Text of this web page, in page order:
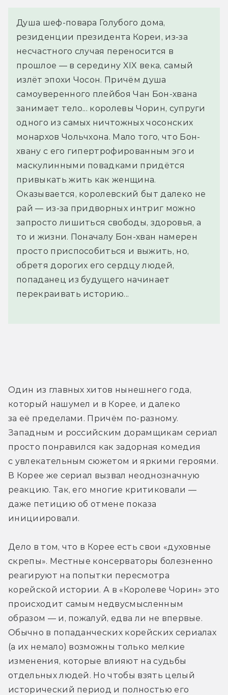
Душа шеф-повара Голубого дома,
резиденции президента Кореи, из-за
несчастного случая переносится в
прошлое — в середину XIX века, самый
излёт эпохи Чосон. Причём душа
самоуверенного плейбоя Чан Бон-хвана
занимает тело... королевы Чорин, супруги
одного из самых ничтожных чосонских
монархов Чольчхона. Мало того, что Бон-
хвану с его гипертрофированным эго и
маскулинными повадками придётся
привыкать жить как женщина.
Оказывается, королевский быт далеко не
рай — из-за придворных интриг можно
запросто лишиться свободы, здоровья, а
то и жизни. Поначалу Бон-хван намерен
просто приспособиться и выжить, но,
обретя дорогих его сердцу людей,
попаданец из будущего начинает
перекраивать историю...
Один из главных хитов нынешнего года,
который нашумел и в Корее, и далеко
за её пределами. Причём по-разному.
Западным и российским дорамщикам сериал
просто понравился как задорная комедия
с увлекательным сюжетом и яркими героями.
В Корее же сериал вызвал неоднозначную
реакцию. Так, его многие критиковали —
даже петицию об отмене показа
инициировали.
Дело в том, что в Корее есть свои «духовные
скрепы». Местные консерваторы болезненно
реагируют на попытки пересмотра
корейской истории. А в «Королеве Чорин» это
происходит самым недвусмысленным
образом — и, пожалуй, едва ли не впервые.
Обычно в попаданческих корейских сериалах
(а их немало) возможны только мелкие
изменения, которые влияют на судьбы
отдельных людей. Но чтобы взять целый
исторический период и полностью его